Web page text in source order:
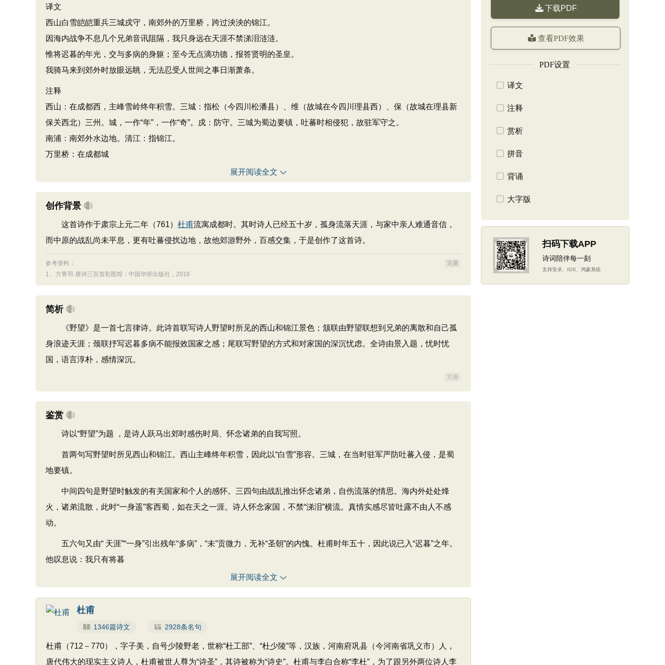
译文
西山白雪皑皑重兵三城戍守，南郊外的万里桥，跨过泱泱的锦江。
因海内战争不息几个兄弟音讯阻隔，我只身远在天涯不禁涕泪涟涟。
惟将迟暮的年光，交与多病的身躯；至今无点滴功德，报答贤明的圣皇。
我骑马来到郊外时放眼远眺，无法忍受人世间之事日渐萧条。
注释
西山：在成都西，主峰雪岭终年积雪。三城：指松（今四川松潘县）、维（故城在今四川理县西）、保（故城在理县新
保关西北）三州。城，一作“年”，一作“奇”。戍：防守。三城为蜀边要镇，吐蕃时相侵犯，故驻军守之。
南浦：南郊外水边地。清江：指锦江。
万里桥：在成都城
展开阅读全文
创作背景
这首诗作于肃宗上元二年（761） 杜甫流寓成都时。其时诗人已经五十岁，孤身流落天涯，与家中亲人难通音信，
而中原的战乱尚未平息，更有吐蕃侵扰边地，故他郊游野外，百感交集，于是创作了这首诗。
参考资料：
完善
1、
方青羽·唐诗三百首彩图馆：中国华侨出版社，2016
简析
《野望》是一首七言律诗。此诗首联写诗人野望时所见的西山和锦江景色；颔联由野望联想到兄弟的离散和自己孤
身浪迹天涯；颈联抒写迟暮多病不能报效国家之感；尾联写野望的方式和对家国的深沉忧虑。全诗由景入题，忧时忧
国，语言淳朴，感情深沉。
完善
鉴赏
诗以“野望”为题 ，是诗人跃马出郊时感伤时局、怀念诸弟的自我写照。
首两句写野望时所见西山和锦江。西山主峰终年积雪，因此以“白雪”形容。三城，在当时驻军严防吐蕃入侵，是蜀
地要镇。
中间四句是野望时触发的有关国家和个人的感怀。三四句由战乱推出怀念诸弟，自伤流落的情思。海内外处处烽
火，诸弟流散，此时“一身遥”客西蜀，如在天之一涯。诗人怀念家国，不禁“涕泪”横流。真情实感尽皆吐露不由人不感
动。
五六句又由“ 天涯”“一身”引出残年“多病”，“未”贡微力，无补“圣朝”的内愧。杜甫时年五十，因此说已入“迟暮”之年。
他叹息说：我只有将暮
展开阅读全文
杜甫
1346篇诗文 2928条名句
杜甫（712－770），字子美，自号少陵野老，世称“杜工部”、“杜少陵”等，汉族，河南府巩县（今河南省巩义市）人，
唐代伟大的现实主义诗人，杜甫被世人尊为“诗圣”，其诗被称为“诗史”。杜甫与李白合称“李杜”，为了跟另外两位诗人李
下载PDF
查看PDF效果
PDF设置
译文
注释
赏析
拼音
背诵
大字版
扫码下载APP
诗词陪伴每一刻
支持安卓、IOS、鸿蒙系统